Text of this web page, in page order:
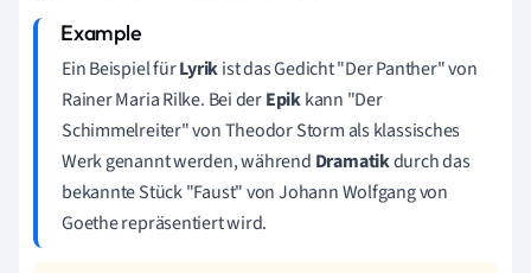
Ein Beispiel fürLyrikist das Gedicht "Der Panther" von
Rainer Maria Rilke. Bei derEpikkann "Der
Schimmelreiter" von Theodor Storm als klassisches
Werk genannt werden, während Dramatikdurch das
bekannte Stück "Faust" von Johann Wolfgang von
Goethe repräsentiert wird.